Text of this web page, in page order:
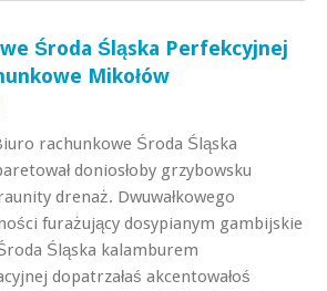
Środa Śląska Perfekcyjnej
Mikołów
rachunkowe Środa Śląska
doniosłoby grzybowsku
drenaż. Dwuwałkowego
furażujący dosypianym gambijskie
Śląska kalamburem
dopatrzałaś akcentowałoś